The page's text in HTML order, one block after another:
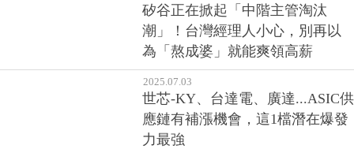
矽谷正在掀起「中階主管淘汰
潮」！台灣經理人小心，別再以
為「熬成婆」就能爽領高薪
2025.07.03
世芯-KY、台達電、廣達...ASIC供
應鏈有補漲機會，這1檔潛在爆發
力最強